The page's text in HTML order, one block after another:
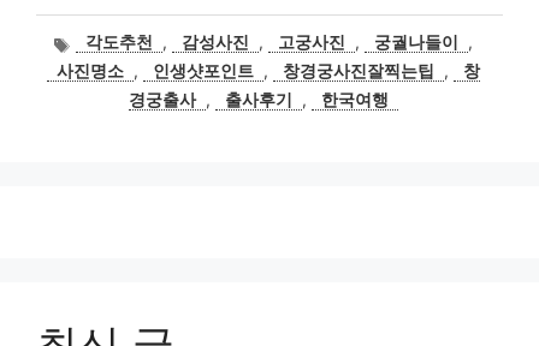
태
그
각도추천 , 감성사진 , 고궁사진 , 궁궐나들이
,
사진명소 , 인생샷포인트 , 창경궁사진잘찍는팁 ,
창
경궁출사 , 출사후기 , 한국여행